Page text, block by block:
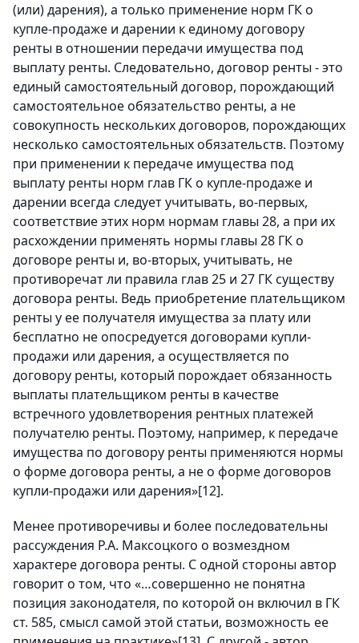
(или) дарения), а только применение норм ГК о
купле-продаже и дарении к единому договору
ренты в отношении передачи имущества под
выплату ренты. Следовательно, договор ренты - это
единый самостоятельный договор, порождающий
самостоятельное обязательство ренты, а не
совокупность нескольких договоров, порождающих
несколько самостоятельных обязательств. Поэтому
при применении к передаче имущества под
выплату ренты норм глав ГК о купле-продаже и
дарении всегда следует учитывать, во-первых,
соответствие этих норм нормам главы 28, а при их
расхождении применять нормы главы 28 ГК о
договоре ренты и, во-вторых, учитывать, не
противоречат ли правила глав 25 и 27 ГК существу
договора ренты. Ведь приобретение плательщиком
ренты у ее получателя имущества за плату или
бесплатно не опосредуется договорами купли-
продажи или дарения, а осуществляется по
договору ренты, который порождает обязанность
выплаты плательщиком ренты в качестве
встречного удовлетворения рентных платежей
получателю ренты. Поэтому, например, к передаче
имущества по договору ренты применяются нормы
о форме договора ренты, а не о форме договоров
купли-продажи или дарения»[12].
Менее противоречивы и более последовательны
рассуждения Р.А. Максоцкого о возмездном
характере договора ренты. С одной стороны автор
говорит о том, что «…совершенно не понятна
позиция законодателя, по которой он включил в ГК
ст. 585, смысл самой этой статьи, возможность ее